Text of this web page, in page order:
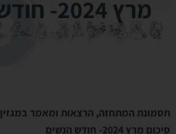
תסמונת המתחזה, הרצאות ומאמר במגזין
סיכום מרץ 2024- חודש הנשים